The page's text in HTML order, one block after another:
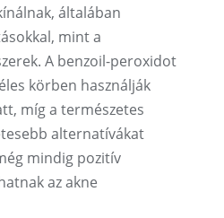
általában
mint a
A benzoil-peroxidot
körben használják
míg a természetes
alternatívákat
mindig pozitív
az akne